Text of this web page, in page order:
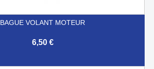
BAGUE VOLANT MOTEUR
6,50 €